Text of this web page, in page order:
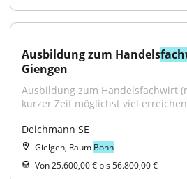
Ausbildung zum Handels
Giengen
Ausbildung zum Handelsfachwirt
kurzer Zeit möglichst viel
Deichmann SE
Gielgen, Raum Bonn
Von 25.600,00 € bis 56.800,00 €